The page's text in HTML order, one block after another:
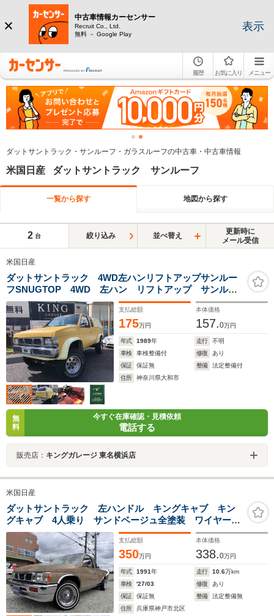
中古車情報カーセンサー
Recruit Co., Ltd.
無料 － Google Play
表示
履歴 お気に入り メニュー
ダットサントラック・サンルーフ・ガラスルーフの中古車・中古車情報
米国日産 ダットサントラック サンルーフ
一覧から探す 地図から探す
2 台 絞り込み 並べ替え
更新時に
メール受信
米国日産
ダットサントラック 4WD左ハンリフトアップサンルー
フSNUGTOP 4WD 左ハン リフトアップ サンルー
フ SNUGTOPシェル(サンルーフ付き) 1ナンバー登
録 イエロー全塗装済 社外15インチAW 社外オーバー
フェンダー LEDヘッド 社外クリアテール
支払総額
175万円
本体価格
157.0万円
年式 1989年 走行
不明
車検
車検整備付 修復
あり
保証
保証無 整備
法定整備付
住所
神奈川県大和市
無
料
今すぐ在庫確認・見積依頼
電話する
販売店： キングガレージ 東名横浜店
米国日産
ダットサントラック 左ハンドル キングキャブ キン
グキャブ 4人乗り サンドベージュ全塗装 ワイヤーホ
イール 内装 荷台 木目調塗装 サイド出しマフラー
社外ステアリング サンルーフ ETC レーザーシート
張替 懸架装置公認 社外フロントガラス
支払総額
350万円
本体価格
338.0万円
年式 1991年 走行 10.6万km
車検
'27/03 修復
あり
保証
保証無 整備
法定整備無
住所
兵庫県神戸市北区